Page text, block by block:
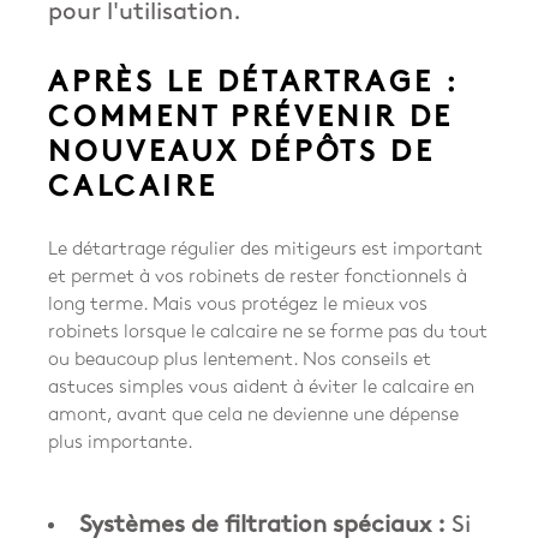
pour l'utilisation.
APRÈS LE DÉTARTRAGE :
COMMENT PRÉVENIR DE
NOUVEAUX DÉPÔTS DE
CALCAIRE
Le détartrage régulier des mitigeurs est important
et permet à vos robinets de rester fonctionnels à
long terme. Mais vous protégez le mieux vos
robinets lorsque le calcaire ne se forme pas du tout
ou beaucoup plus lentement. Nos conseils et
astuces simples vous aident à éviter le calcaire en
amont, avant que cela ne devienne une dépense
plus importante.
Systèmes de filtration spéciaux : Si